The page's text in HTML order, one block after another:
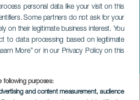
personal data like your visit on this
Some partners do not ask for your
on their legitimate business interest. You
to data processing based on legitimate
More” or in our Privacy Policy on this
following purposes:
and content measurement, audience